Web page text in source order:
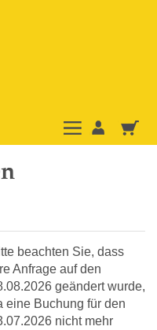
beachten Sie, dass
Anfrage auf den
geändert wurde,
eine Buchung für den
nicht mehr